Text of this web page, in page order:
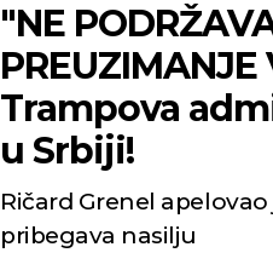
"NE
Trampova
u Srbiji!
Ričard Grenel
pribegava nasilju